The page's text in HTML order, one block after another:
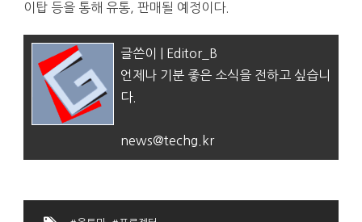
이탑 등을 통해 유통, 판매될 예정이다.
글쓴이 | Editor_B
언제나 기분 좋은 소식을 전하고 싶습니
다.
news@techg.kr